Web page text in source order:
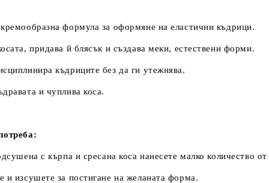
формула за оформяне на еластични къдрици.
придава й блясък и създава меки, естествени форми.
къдриците без да ги утежнява.
и чуплива коса.
с кърпа и сресана коса нанесете малко количество
и изсушете за постигане на желаната форма.